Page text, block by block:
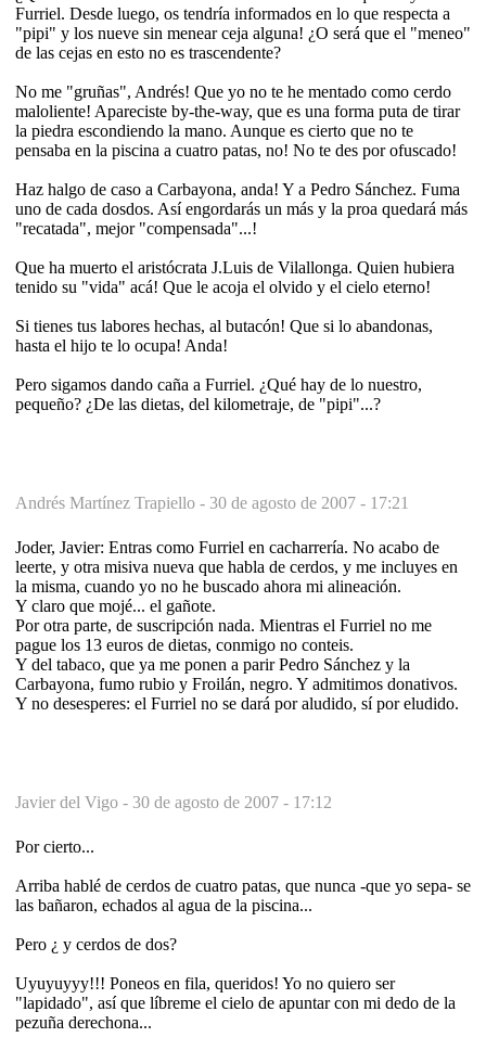
Furriel. Desde luego, os tendría informados en lo que respecta a
"pipi" y los nueve sin menear ceja alguna! ¿O será que el "meneo"
de las cejas en esto no es trascendente?
No me "gruñas", Andrés! Que yo no te he mentado como cerdo
maloliente! Apareciste by-the-way, que es una forma puta de tirar
la piedra escondiendo la mano. Aunque es cierto que no te
pensaba en la piscina a cuatro patas, no! No te des por ofuscado!
Haz halgo de caso a Carbayona, anda! Y a Pedro Sánchez. Fuma
uno de cada dosdos. Así engordarás un más y la proa quedará más
"recatada", mejor "compensada"...!
Que ha muerto el aristócrata J.Luis de Vilallonga. Quien hubiera
tenido su "vida" acá! Que le acoja el olvido y el cielo eterno!
Si tienes tus labores hechas, al butacón! Que si lo abandonas,
hasta el hijo te lo ocupa! Anda!
Pero sigamos dando caña a Furriel. ¿Qué hay de lo nuestro,
pequeño? ¿De las dietas, del kilometraje, de "pipi"...?
Andrés Martínez Trapiello - 30 de agosto de 2007 - 17:21
Joder, Javier: Entras como Furriel en cacharrería. No acabo de
leerte, y otra misiva nueva que habla de cerdos, y me incluyes en
la misma, cuando yo no he buscado ahora mi alineación.
Y claro que mojé... el gañote.
Por otra parte, de suscripción nada. Mientras el Furriel no me
pague los 13 euros de dietas, conmigo no conteis.
Y del tabaco, que ya me ponen a parir Pedro Sánchez y la
Carbayona, fumo rubio y Froilán, negro. Y admitimos donativos.
Y no desesperes: el Furriel no se dará por aludido, sí por eludido.
Javier del Vigo - 30 de agosto de 2007 - 17:12
Por cierto...
Arriba hablé de cerdos de cuatro patas, que nunca -que yo sepa- se
las bañaron, echados al agua de la piscina...
Pero ¿ y cerdos de dos?
Uyuyuyyy!!! Poneos en fila, queridos! Yo no quiero ser
"lapidado", así que líbreme el cielo de apuntar con mi dedo de la
pezuña derechona...